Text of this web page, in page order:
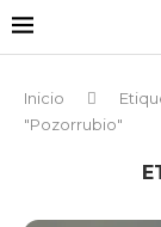
Inicio
"Pozorrubio"